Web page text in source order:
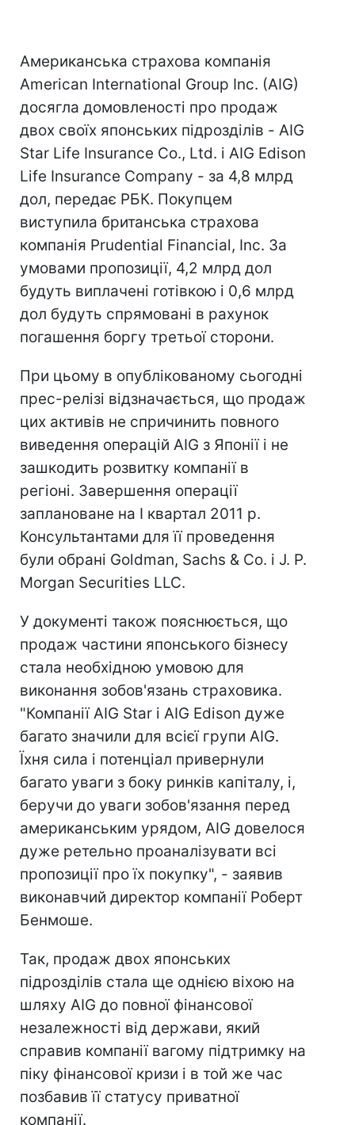
Американська страхова компанія
American International Group Inc. (AIG)
досягла домовленості про продаж
двох своїх японських підрозділів - AIG
Star Life Insurance Co., Ltd. і AIG Edison
Life Insurance Company - за 4,8 млрд
дол, передає РБК. Покупцем
виступила британська страхова
компанія Prudential Financial, Inc. За
умовами пропозиції, 4,2 млрд дол
будуть виплачені готівкою і 0,6 млрд
дол будуть спрямовані в рахунок
погашення боргу третьої сторони.
При цьому в опублікованому сьогодні
прес-релізі відзначається, що продаж
цих активів не спричинить повного
виведення операцій AIG з Японії і не
зашкодить розвитку компанії в
регіоні. Завершення операції
заплановане на I квартал 2011 р.
Консультантами для її проведення
були обрані Goldman, Sachs & Co. і J. P.
Morgan Securities LLC.
У документі також пояснюється, що
продаж частини японського бізнесу
стала необхідною умовою для
виконання зобов'язань страховика.
"Компанії AIG Star і AIG Edison дуже
багато значили для всієї групи AIG.
Їхня сила і потенціал привернули
багато уваги з боку ринків капіталу, і,
беручи до уваги зобов'язання перед
американським урядом, AIG довелося
дуже ретельно проаналізувати всі
пропозиції про їх покупку", - заявив
виконавчий директор компанії Роберт
Бенмоше.
Так, продаж двох японських
підрозділів стала ще однією віхою на
шляху AIG до повної фінансової
незалежності від держави, який
справив компанії вагому підтримку на
піку фінансової кризи і в той же час
позбавив її статусу приватної
компанії.